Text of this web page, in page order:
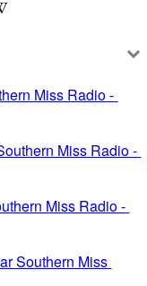
Miss Radio -
Miss Radio -
Miss Radio -
Southern Miss